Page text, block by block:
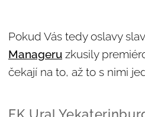
Pokud Vás tedy oslavy
Manageru zkusily
čekají na to, až to s nimi
FK Ural